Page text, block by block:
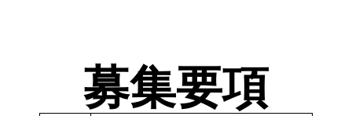
募集要項